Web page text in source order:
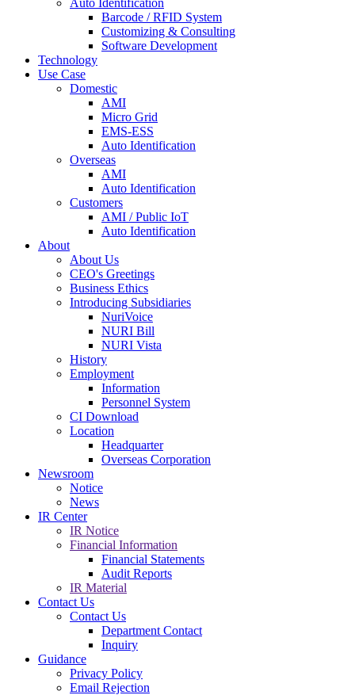
Barcode / RFID System
Customizing & Consulting
Software Development
Technology
Use Case
Domestic
AMI
Micro Grid
EMS-ESS
Auto Identification
Overseas
AMI
Auto Identification
Customers
AMI / Public IoT
Auto Identification
About
About Us
CEO's Greetings
Business Ethics
Introducing Subsidiaries
NuriVoice
NURI Bill
NURI Vista
History
Employment
Information
Personnel System
CI Download
Location
Headquarter
Overseas Corporation
Newsroom
Notice
News
IR Center
IR Notice
Financial Information
Financial Statements
Audit Reports
IR Material
Contact Us
Contact Us
Department Contact
Inquiry
Guidance
Privacy Policy
Email Rejection